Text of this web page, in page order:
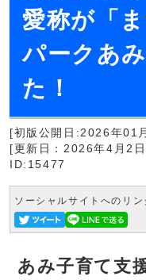
愛称が「
パークあ
た！
[初版公開日:2026年01
[更新日：2026年4月2日
ID:15477
ソーシャルサイトへのリ
あみ子育て支